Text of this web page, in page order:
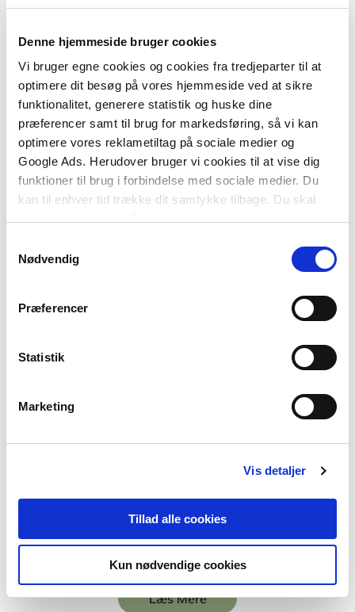
Denne hjemmeside bruger cookies
Vi bruger egne cookies og cookies fra tredjeparter til at
optimere dit besøg på vores hjemmeside ved at sikre
funktionalitet, generere statistik og huske dine
præferencer samt til brug for markedsføring, så vi kan
optimere vores reklametiltag på sociale medier og
Google Ads. Herudover bruger vi cookies til at vise dig
funktioner til brug i forbindelse med sociale medier. Du
kan til enhver tid trække dit samtykke tilbage. Du skal
tilbagetrækker et samtykke.
Nødvendig
Præferencer
Statistik
Marketing
Vis detaljer
Tillad alle cookies
Kun nødvendige cookies
Softcover
Fællesskab i skolen
Elsebeth Jensen Svend Brinkmann
299,00 KR.
Softcover
Didaktik. Praktikbog 1 til læreruddannelsen
199,00 KR.
Læs Mere